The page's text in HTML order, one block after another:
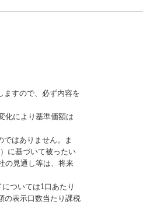
ますので、必ず内容を
化により基準価額は
はありません。ま
に基づいて被ったい
の見通し等は、将来
ついては1口あたり
の表示口数当たり課税